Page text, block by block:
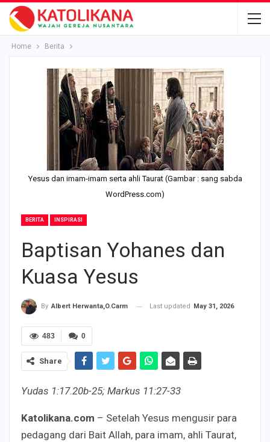
Home Berita
Yesus dan imam-imam serta ahli Taurat (Gambar : sang sabda
WordPress.com)
BERITA INSPIRASI
Baptisan Yohanes dan
Kuasa Yesus
By Albert Herwanta,O.Carm Last updated May 31, 2026
0
483
Share
Yudas 1:17.20b-25; Markus 11:27-33
Katolikana.com – Setelah Yesus mengusir para
pedagang dari Bait Allah, para imam, ahli Taurat,